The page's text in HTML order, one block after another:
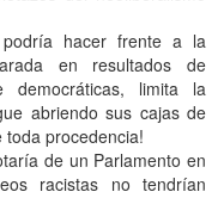
hacer frente a la
en resultados de
democráticas, limita la
abriendo sus cajas de
procedencia!
de un Parlamento en
racistas no tendrían